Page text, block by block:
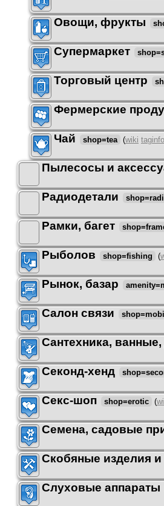
Овощи, фрукты
Супермаркет
Торговый центр
Фермерские
Чай shop=tea (wiki taginfo
Пылесосы и
Радиодетали
Рамки, багет
Рыболов shop=fishing (
Рынок, базар
Салон связи
Сантехника,
Секонд-хенд
Секс-шоп shop=erotic (
Семена, садовые
Скобяные изделия и
Слуховые аппараты